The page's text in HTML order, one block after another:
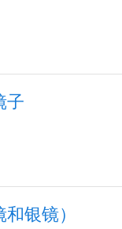
子
银镜）